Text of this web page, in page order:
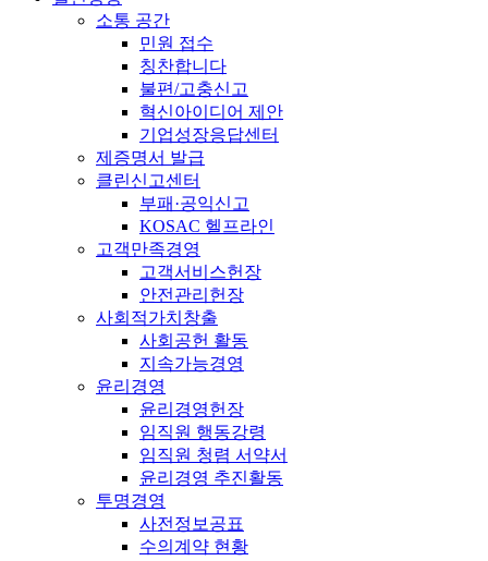
소통 공간
민원 접수
칭찬합니다
불편/고충신고
혁신아이디어 제안
기업성장응답센터
제증명서 발급
클린신고센터
부패·공익신고
KOSAC 헬프라인
고객만족경영
고객서비스헌장
안전관리헌장
사회적가치창출
사회공헌 활동
지속가능경영
윤리경영
윤리경영헌장
임직원 행동강령
임직원 청렴 서약서
윤리경영 추진활동
투명경영
사전정보공표
수의계약 현황